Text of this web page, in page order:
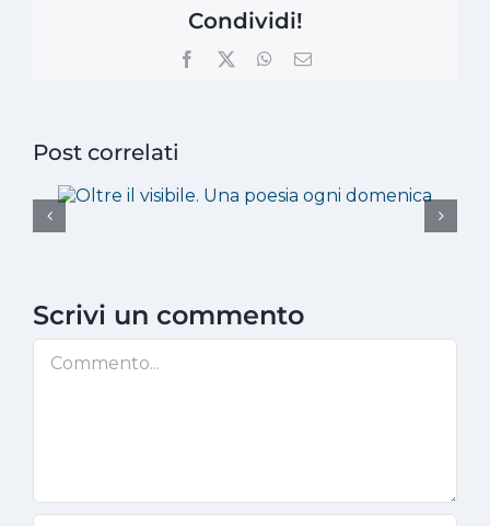
Condividi!
Facebook WhatsApp
Email
Post correlati
Scrivi un commento
Commento